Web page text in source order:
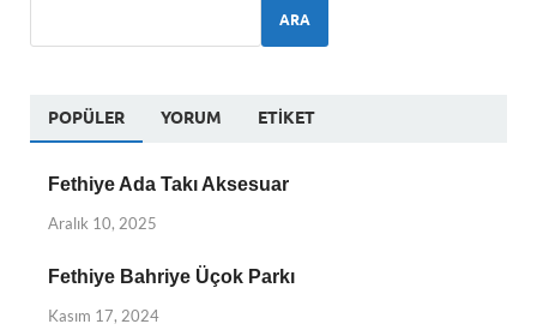
ARA
POPÜLER YORUM ETIKET
Fethiye Ada Takı Aksesuar
Aralık 10, 2025
Fethiye Bahriye Üçok Parkı
Kasım 17, 2024